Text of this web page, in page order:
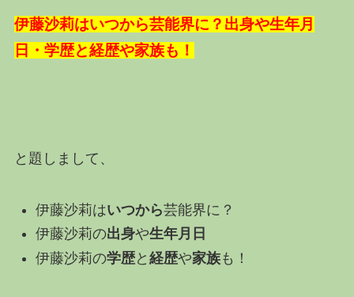
伊藤沙莉はいつから芸能界に？出身や生年月
日・学歴と経歴や家族も！
と題しまして、
伊藤沙莉はいつから芸能界に？
伊藤沙莉の出身や生年月日
伊藤沙莉の学歴と 経歴や家族も！